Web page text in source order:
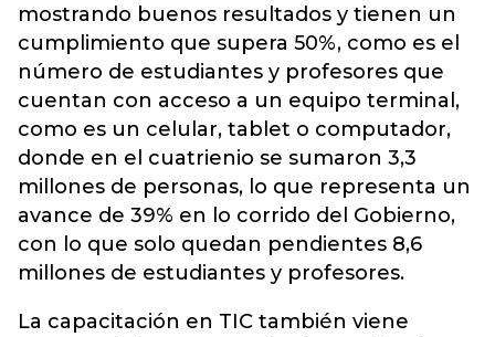
mostrando buenos resultados y tienen un
cumplimiento que supera 50%, como es el
número de estudiantes y profesores que
cuentan con acceso a un equipo terminal,
como es un celular, tablet o computador,
donde en el cuatrienio se sumaron 3,3
millones de personas, lo que representa un
avance de 39% en lo corrido del Gobierno,
con lo que solo quedan pendientes 8,6
millones de estudiantes y profesores.
La capacitación en TIC también viene